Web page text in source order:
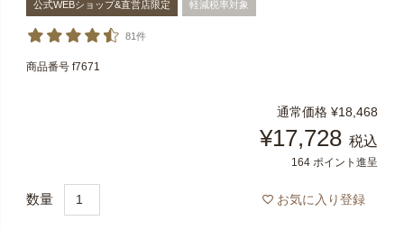
公式WEBショップ&直営店限定 軽減税率対象
81件
商品番号 f7671
通常価格 ¥18,468
¥17,728 税込
164 ポイント進呈
お気に入り登録